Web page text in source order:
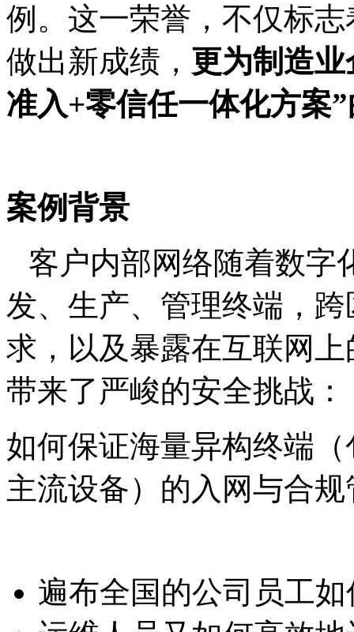
例。这一荣誉，不仅标
做出新成绩， 更为制造
准入+零信任一体化方案
案例背景
客户内部网络随着数字
发、生产、管理终端，
求，以及暴露在互联网
带来了严峻的安全挑战：
如何保证海量异构终端
主流设备）的入网与合
遍布全国的公司员工